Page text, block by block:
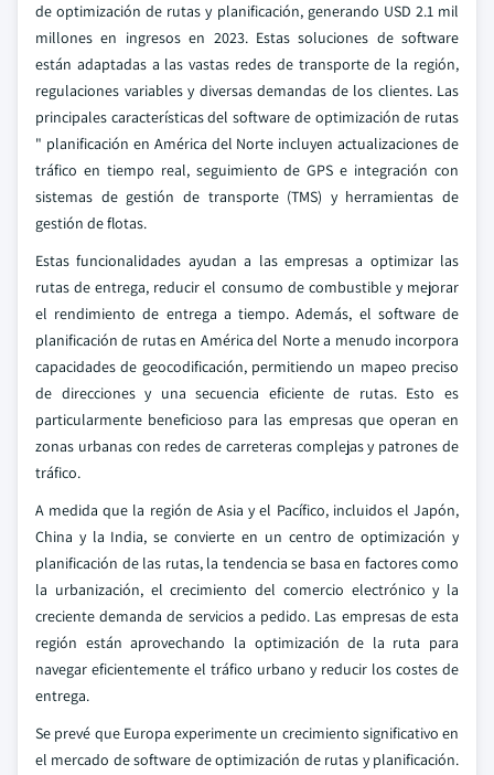
de optimización de rutas y planificación, generando USD 2.1 mil
millones en ingresos en 2023. Estas soluciones de software
están adaptadas a las vastas redes de transporte de la región,
regulaciones variables y diversas demandas de los clientes. Las
principales características del software de optimización de rutas
" planificación en América del Norte incluyen actualizaciones de
tráfico en tiempo real, seguimiento de GPS e integración con
sistemas de gestión de transporte (TMS) y herramientas de
gestión de flotas.
Estas funcionalidades ayudan a las empresas a optimizar las
rutas de entrega, reducir el consumo de combustible y mejorar
el rendimiento de entrega a tiempo. Además, el software de
planificación de rutas en América del Norte a menudo incorpora
capacidades de geocodificación, permitiendo un mapeo preciso
de direcciones y una secuencia eficiente de rutas. Esto es
particularmente beneficioso para las empresas que operan en
zonas urbanas con redes de carreteras complejas y patrones de
tráfico.
A medida que la región de Asia y el Pacífico, incluidos el Japón,
China y la India, se convierte en un centro de optimización y
planificación de las rutas, la tendencia se basa en factores como
la urbanización, el crecimiento del comercio electrónico y la
creciente demanda de servicios a pedido. Las empresas de esta
región están aprovechando la optimización de la ruta para
navegar eficientemente el tráfico urbano y reducir los costes de
entrega.
Se prevé que Europa experimente un crecimiento significativo en
el mercado de software de optimización de rutas y planificación.